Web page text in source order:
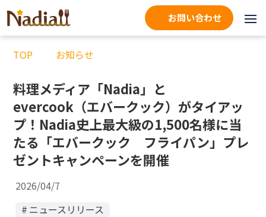
お問い合わせ
TOP お知らせ
料理メディア「Nadia」と
evercook（エバークック）がタイアッ
プ！Nadia史上最大級の1,500名様に当
たる「エバークック フライパン」プレ
ゼントキャンペーンを開催
2026/04/7
ニュースリリース